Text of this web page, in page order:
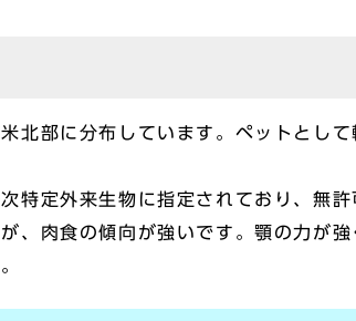
北部に分布しています。ペットとし
特定外来生物に指定されており、無許
、肉食の傾向が強いです。顎の力が